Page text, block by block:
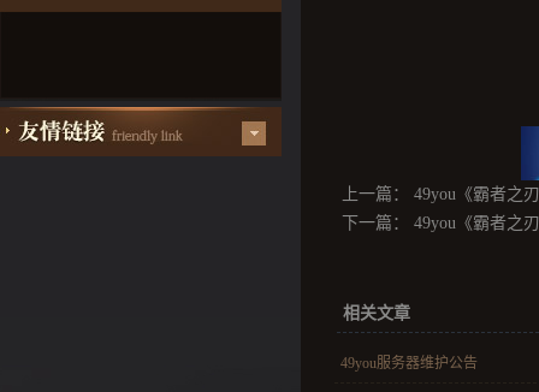
上一篇：
49you《霸者之
下一篇：
49you《霸者之
相关文章
49you服务器维护公告